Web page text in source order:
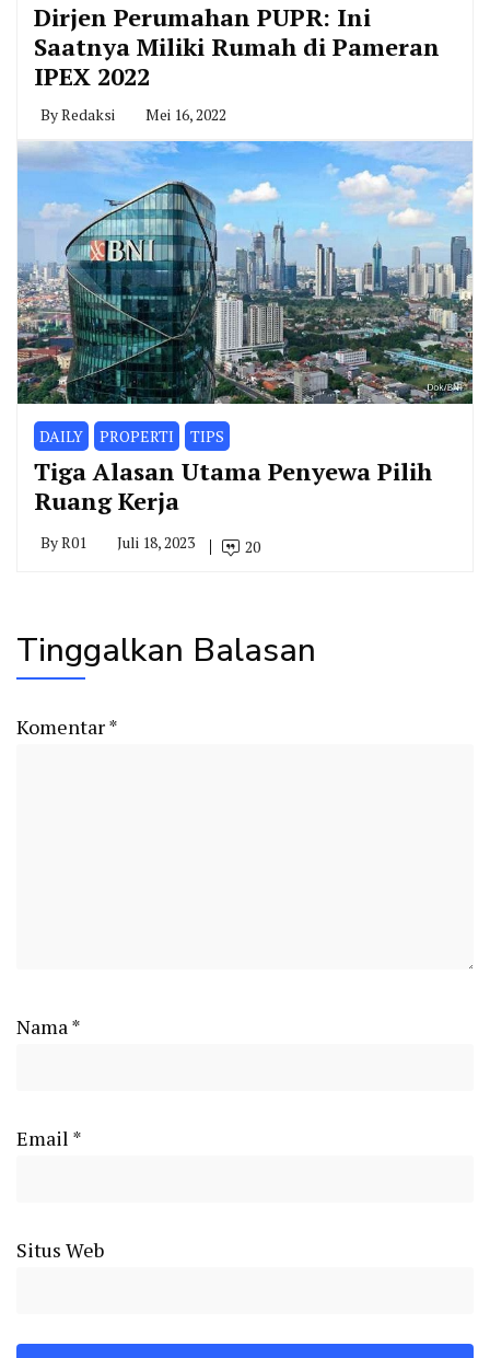
Dirjen Perumahan PUPR: Ini
Saatnya Miliki Rumah di Pameran
IPEX 2022
ByRedaksi Mei 16, 2022
DAILY PROPERTI TIPS
Tiga Alasan Utama Penyewa Pilih
Ruang Kerja
ByR01 Juli 18, 2023 20
Tinggalkan Balasan
Komentar*
Nama*
Email *
Situs Web